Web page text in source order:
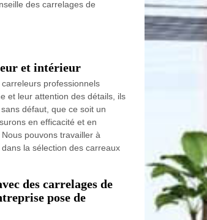
des carrelages de
et intérieur
professionnels
et leur attention des détails, ils
défaut, que ce soit un
en efficacité et en
pouvons travailler à
dans la sélection des carreaux
des carrelages de
pose de